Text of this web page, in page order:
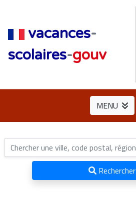
vacances-
scolaires-gouv
MENU
Rechercher